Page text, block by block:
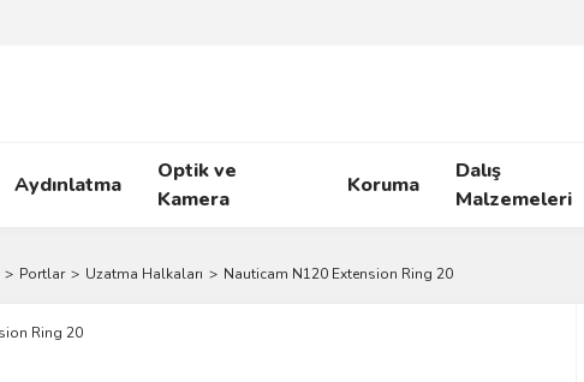
Aydınlatma
Optik ve
Kamera
Koruma
Dalış
Malzemeleri
Portlar Uzatma Halkaları Nauticam N120 Extension Ring 20